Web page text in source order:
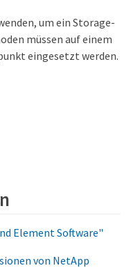
um ein Storage-
müssen auf einem
eingesetzt werden.
Element Software"
von NetApp